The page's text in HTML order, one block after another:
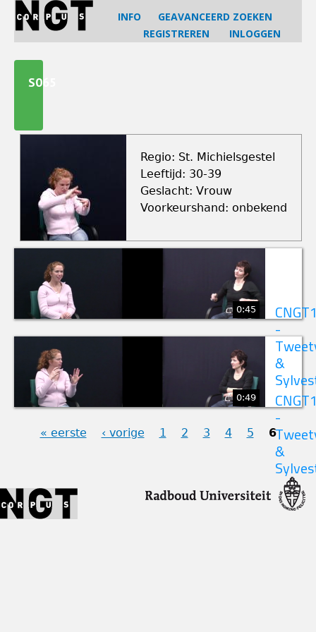
Jump
navigation
INFO
GEAVANCEERD ZOEKEN
REGISTREREN
INLOGGEN
topS065
Regio: St. Michielsgestel
Leeftijd: 30-39
Geslacht: Vrouw
Voorkeurshand: onbekend
0:45
-
&
0:49
-
&
« eerste ‹ vorige 1 2 3 4 5 6